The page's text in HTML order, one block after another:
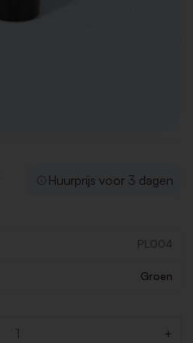
Huurprijs voor 3 dagen
PL004
Groen
+